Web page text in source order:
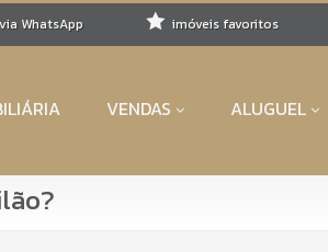
WhatsApp imóveis favoritos
VENDAS ALUGUEL